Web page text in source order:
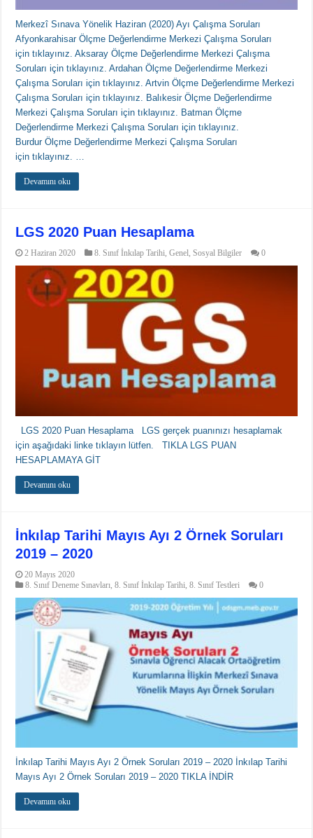
Merkezî Sınava Yönelik Haziran (2020) Ayı Çalışma Soruları
Afyonkarahisar Ölçme Değerlendirme Merkezi Çalışma Soruları
için tıklayınız. Aksaray Ölçme Değerlendirme Merkezi Çalışma
Soruları için tıklayınız. Ardahan Ölçme Değerlendirme Merkezi
Çalışma Soruları için tıklayınız. Artvin Ölçme Değerlendirme Merkezi
Çalışma Soruları için tıklayınız. Balıkesir Ölçme Değerlendirme
Merkezi Çalışma Soruları için tıklayınız. Batman Ölçme
Değerlendirme Merkezi Çalışma Soruları için tıklayınız.
Burdur Ölçme Değerlendirme Merkezi Çalışma Soruları
için tıklayınız. …
Devamını oku
LGS 2020 Puan Hesaplama
2 Haziran 2020 8. Sınıf İnkılap Tarihi ,Genel Sosyal Bilgiler 0
LGS 2020 Puan Hesaplama LGS gerçek puanınızı hesaplamak
için aşağıdaki linke tıklayın lütfen. TIKLA LGS PUAN
HESAPLAMAYA GİT
Devamını oku
İnkılap Tarihi Mayıs Ayı 2 Örnek Soruları
2019 – 2020
20 Mayıs 2020
8. Sınıf Deneme Sınavları ,8. Sınıf İnkılap Tarihi ,8. Sınıf Testleri 0
İnkılap Tarihi Mayıs Ayı 2 Örnek Soruları 2019 – 2020 İnkılap Tarihi
Mayıs Ayı 2 Örnek Soruları 2019 – 2020 TIKLA İNDİR
Devamını oku